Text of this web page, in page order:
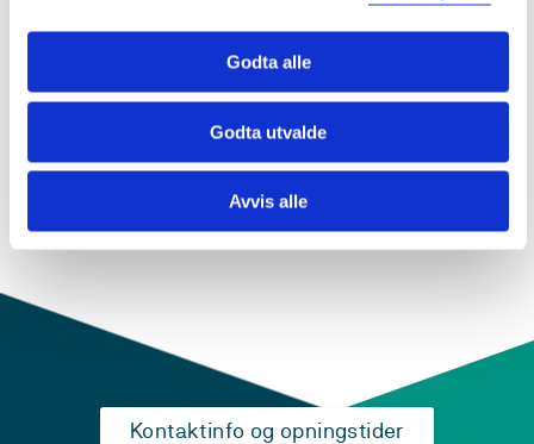
Godta alle
Godta utvalde
Avvis alle
DAT107 Databaser
Kontaktinfo og opningstider